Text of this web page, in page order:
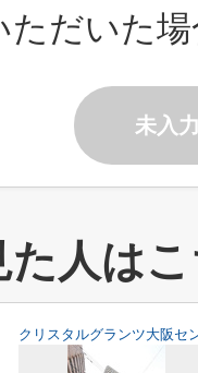
ただいた
未入
た人は